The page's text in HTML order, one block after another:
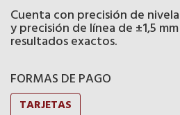
Cuenta con precisión de
y precisión de línea de ±1,5
resultados exactos.
FORMAS DE PAGO
TARJETAS